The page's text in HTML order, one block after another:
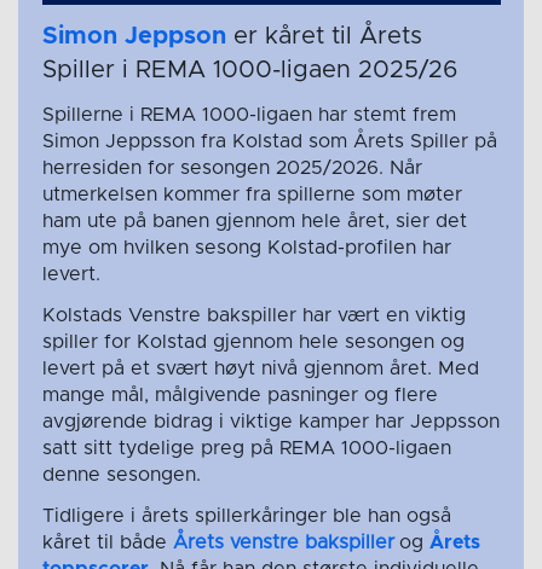
Simon Jeppson er kåret til Årets
Spiller i REMA 1000-ligaen 2025/26
Spillerne i REMA 1000-ligaen har stemt frem
Simon Jeppsson fra Kolstad som Årets Spiller på
herresiden for sesongen 2025/2026. Når
utmerkelsen kommer fra spillerne som møter
ham ute på banen gjennom hele året, sier det
mye om hvilken sesong Kolstad-profilen har
levert.
Kolstads Venstre bakspiller har vært en viktig
spiller for Kolstad gjennom hele sesongen og
levert på et svært høyt nivå gjennom året. Med
mange mål, målgivende pasninger og flere
avgjørende bidrag i viktige kamper har Jeppsson
satt sitt tydelige preg på REMA 1000-ligaen
denne sesongen.
Tidligere i årets spillerkåringer ble han også
kåret til både Årets venstre bakspiller og Årets